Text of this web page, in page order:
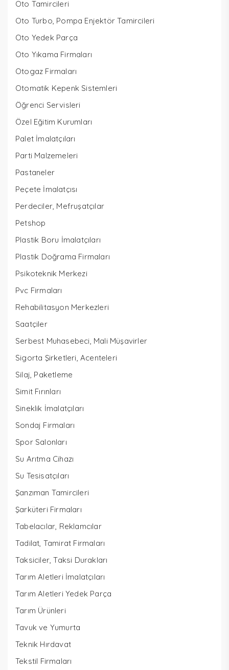
Oto Tamircileri
Oto Turbo, Pompa Enjektör Tamircileri
Oto Yedek Parça
Oto Yıkama Firmaları
Otogaz Firmaları
Otomatik Kepenk Sistemleri
Öğrenci Servisleri
Özel Eğitim Kurumları
Palet İmalatçıları
Parti Malzemeleri
Pastaneler
Peçete İmalatçısı
Perdeciler, Mefruşatçılar
Petshop
Plastik Boru İmalatçıları
Plastik Doğrama Firmaları
Psikoteknik Merkezi
Pvc Firmaları
Rehabilitasyon Merkezleri
Saatçiler
Serbest Muhasebeci, Mali Müşavirler
Sigorta Şirketleri, Acenteleri
Silaj, Paketleme
Simit Fırınları
Sineklik İmalatçıları
Sondaj Firmaları
Spor Salonları
Su Arıtma Cihazı
Su Tesisatçıları
Şanzıman Tamircileri
Şarküteri Firmaları
Tabelacılar, Reklamcılar
Tadilat, Tamirat Firmaları
Taksiciler, Taksi Durakları
Tarım Aletleri İmalatçıları
Tarım Aletleri Yedek Parça
Tarım Ürünleri
Tavuk ve Yumurta
Teknik Hırdavat
Tekstil Firmaları